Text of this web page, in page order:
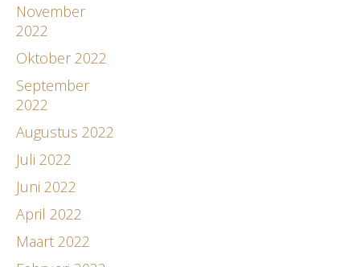
November
2022
Oktober 2022
September
2022
Augustus 2022
Juli 2022
Juni 2022
April 2022
Maart 2022